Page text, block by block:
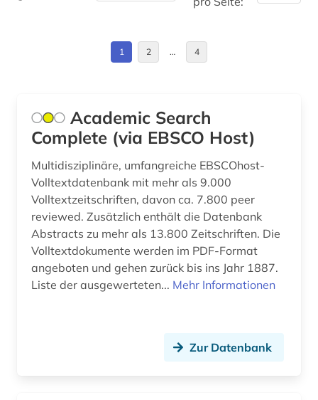
forschungsbericht (1)
forschungsdaten (1)
forschungsdatenmanagement (1)
forschungsdatenrepositorium (1)
freie plattform (1)
funktechnik (3)
gebrauchsmuster (2)
gebrauchsmusterrecht (1)
geisteswissenschaften (6)
1 2 … 4
Academic Search
Complete (via EBSCO Host)
Multidisziplinäre, umfangreiche EBSCOhost-
Volltextdatenbank mit mehr als 9.000
Volltextzeitschriften, davon ca. 7.800 peer
reviewed. Zusätzlich enthält die Datenbank
Abstracts zu mehr als 13.800 Zeitschriften. Die
Volltextdokumente werden im PDF-Format
angeboten und gehen zurück bis ins Jahr 1887.
Liste der ausgewerteten... Mehr Informationen
Zur Datenbank